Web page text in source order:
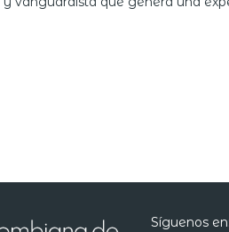
Síguenos en: